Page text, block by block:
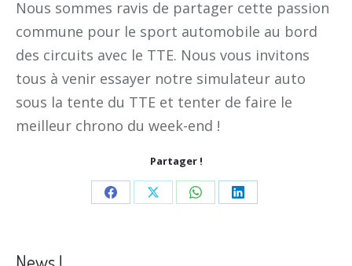
Nous sommes ravis de partager cette passion
commune pour le sport automobile au bord
des circuits avec le TTE. Nous vous invitons
tous à venir essayer notre simulateur auto
sous la tente du TTE et tenter de faire le
meilleur chrono du week-end !
Partager !
Share Share Share Share